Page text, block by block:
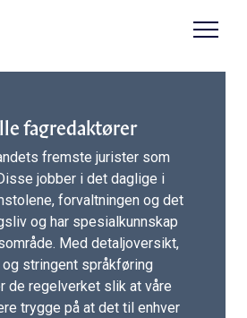
Menu
fagredaktører
fremste jurister som
jobber i det daglige i
forvaltningen og det
og har spesialkunnskap
Med detaljoversikt,
stringent språkføring
de regelverket slik at våre
trygge på at det til enhver